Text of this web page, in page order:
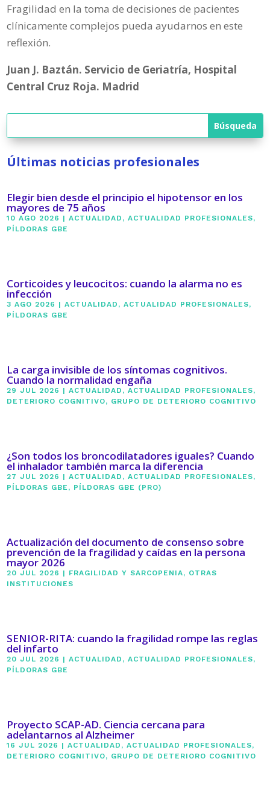
Fragilidad en la toma de decisiones de pacientes
clínicamente complejos pueda ayudarnos en este
reflexión.
Juan J. Baztán. Servicio de Geriatría, Hospital
Central Cruz Roja. Madrid
Últimas noticias profesionales
Elegir bien desde el principio el hipotensor en los
mayores de 75 años
10 AGO 2026 |ACTUALIDAD ,ACTUALIDAD PROFESIONALES,
PÍLDORAS GBE
Corticoides y leucocitos: cuando la alarma no es
infección
3 AGO 2026 |ACTUALIDAD ,ACTUALIDAD PROFESIONALES,
PÍLDORAS GBE
La carga invisible de los síntomas cognitivos.
Cuando la normalidad engaña
29 JUL 2026 |ACTUALIDAD ,ACTUALIDAD PROFESIONALES,
DETERIORO COGNITIVO, GRUPO DE DETERIORO COGNITIVO
¿Son todos los broncodilatadores iguales? Cuando
el inhalador también marca la diferencia
27 JUL 2026 |ACTUALIDAD ,ACTUALIDAD PROFESIONALES,
PÍLDORAS GBE , PÍLDORAS GBE (PRO)
Actualización del documento de consenso sobre
prevención de la fragilidad y caídas en la persona
mayor 2026
20 JUL 2026 | FRAGILIDAD Y SARCOPENIA, OTRAS
INSTITUCIONES
SENIOR-RITA: cuando la fragilidad rompe las reglas
del infarto
20 JUL 2026 |ACTUALIDAD ,ACTUALIDAD PROFESIONALES,
PÍLDORAS GBE
Proyecto SCAP-AD. Ciencia cercana para
adelantarnos al Alzheimer
16 JUL 2026 |ACTUALIDAD ,ACTUALIDAD PROFESIONALES,
DETERIORO COGNITIVO, GRUPO DE DETERIORO COGNITIVO